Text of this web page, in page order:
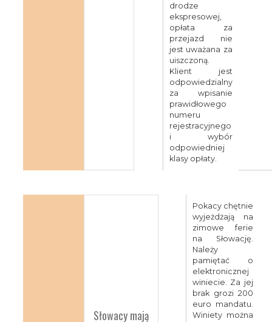
drodze
ekspresowej,
opłata za
przejazd nie
jest uważana za
uiszczoną.
Klient jest
odpowiedzialny
za wpisanie
prawidłowego
numeru
rejestracyjnego
i wybór
odpowiedniej
klasy opłaty.
Słowacy mają
Pokacy chętnie
wyjeżdżają na
zimowe ferie
na Słowację.
Należy
pamiętać o
elektronicznej
winiecie. Za jej
brak grozi 200
euro mandatu.
Winiety można